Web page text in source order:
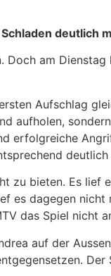
deutlich
am
Aufschlag
aufholen,
erfolgreiche
deutlich
zu bieten. Es
es dagegen
das Spiel nicht
auf der